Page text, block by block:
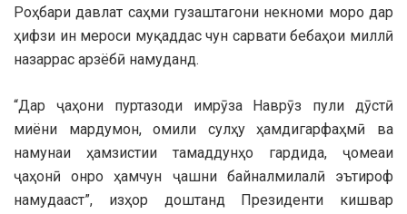
Роҳбари давлат саҳми гузаштагони некноми моро дар
ҳифзи ин мероси муқаддас чун сарвати бебаҳои миллӣ
назаррас арзёбӣ намуданд.
“Дар ҷаҳони пуртазоди имрӯза Наврӯз пули дӯстӣ
миёни мардумон, омили сулҳу ҳамдигарфаҳмӣ ва
намунаи ҳамзистии тамаддунҳо гардида, ҷомеаи
ҷаҳонӣ онро ҳамчун ҷашни байналмилалӣ эътироф
намудааст”, изҳор доштанд Президенти кишвар